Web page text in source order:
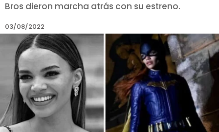
Bros dieron marcha atrás con su estreno.
03/08/2022